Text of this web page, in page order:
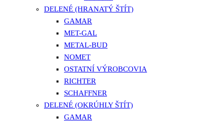
DELENÉ (HRANATÝ ŠTÍT)
GAMAR
MET-GAL
METAL-BUD
NOMET
OSTATNÍ VÝROBCOVIA
RICHTER
SCHAFFNER
DELENÉ (OKRÚHLY ŠTÍT)
GAMAR